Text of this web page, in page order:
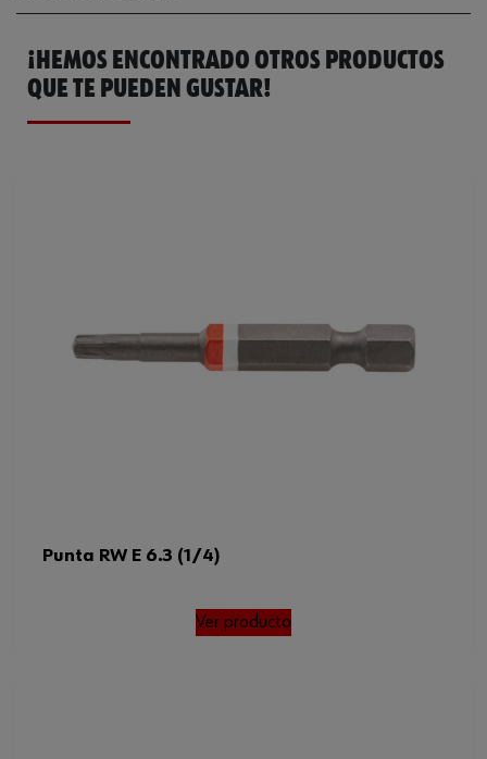
Tipo de punta RW
Longitud 25 mm
Accionamiento
Catálogo General 06147040
Ficha Técnica
¡HEMOS ENCONTRADO OTROS PRODUCTOS
QUE TE PUEDEN GUSTAR!
Punta RW E 6.3 (1/4)
Ver producto